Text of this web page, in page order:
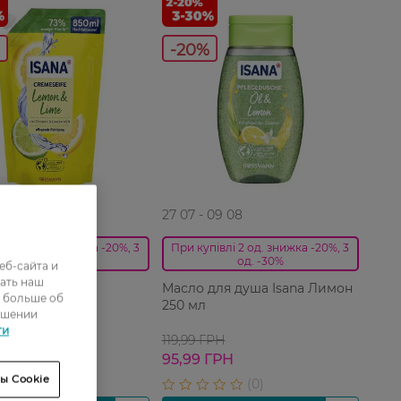
2 од. знижка -20%, 3
од. -30%
Isana
850 мл
-20%
27 07 - 09 08
При купівлі 2 од. знижка -20%, 3
од. -30%
Масло для душа Isana Лимон
250 мл
119,99 ГРН
95,99 ГРН
сайта и
наш
больше об
Cookie